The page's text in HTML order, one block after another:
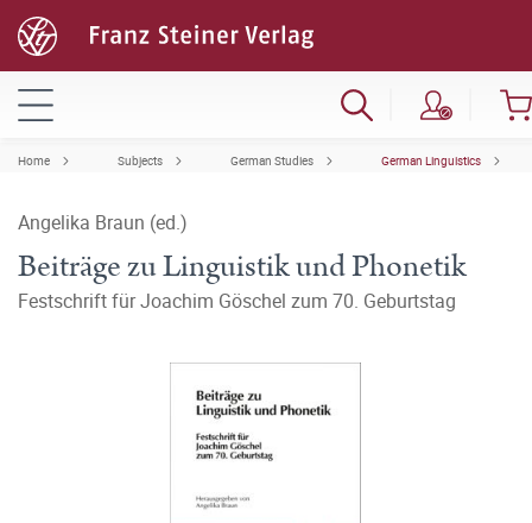
Home Subjects German Studies German Linguistics
Angelika Braun (ed.)
Beiträge zu Linguistik und Phonetik
Festschrift für Joachim Göschel zum 70. Geburtstag